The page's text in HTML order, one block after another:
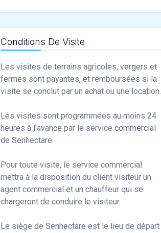
Conditions De Visite
Les visites de terrains agricoles, vergers et
fermes sont payantes, et remboursées si la
visite se conclut par un achat ou une location.
Les visites sont programmées au moins 24
heures à l'avance par le service commercial
de Senhectare.
Pour toute visite, le service commercial
mettra à la disposition du client visiteur un
agent commercial et un chauffeur qui se
chargeront de conduire le visiteur.
Le siège de Senhectare est le lieu de départ